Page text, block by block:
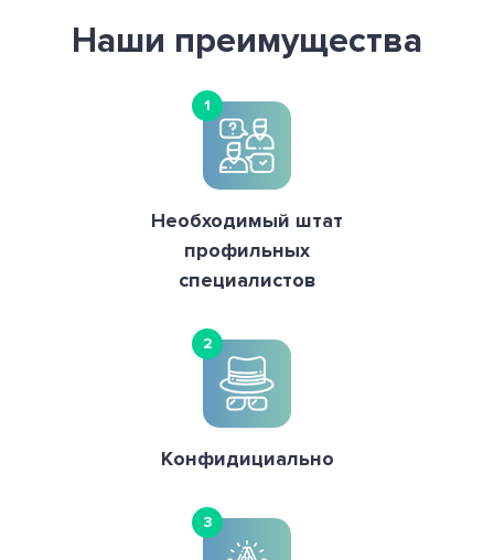
Наши преимущества
1
Необходимый штат
профильных
специалистов
2
Конфидициально
3